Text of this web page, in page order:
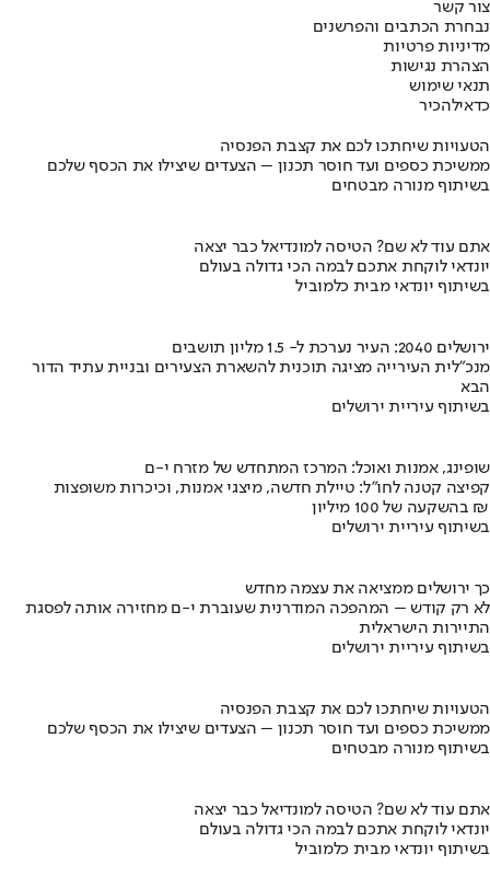
צור קשר
נבחרת הכתבים והפרשנים
מדיניות פרטיות
הצהרת נגישות
תנאי שימוש
כדאילהכיר
הטעויות שיחתכו לכם את קצבת הפנסיה
ממשיכת כספים ועד חוסר תכנון – הצעדים שיצילו את הכסף שלכם
בשיתוף מנורה מבטחים
אתם עוד לא שם? הטיסה למונדיאל כבר יצאה
יונדאי לוקחת אתכם לבמה הכי גדולה בעולם
בשיתוף יונדאי מבית כלמוביל
ירושלים 2040: העיר נערכת ל- 1.5 מליון תושבים
מנכ"לית העירייה מציגה תוכנית להשארת הצעירים ובניית עתיד הדור
הבא
בשיתוף עיריית ירושלים
שופינג, אמנות ואוכל: המרכז המתחדש של מזרח י-ם
קפיצה קטנה לחו"ל: טיילת חדשה, מיצגי אמנות, וכיכרות משופצות
בהשקעה של 100 מיליון ₪
בשיתוף עיריית ירושלים
כך ירושלים ממציאה את עצמה מחדש
לא רק קודש – המהפכה המודרנית שעוברת י-ם מחזירה אותה לפסגת
התיירות הישראלית
בשיתוף עיריית ירושלים
הטעויות שיחתכו לכם את קצבת הפנסיה
ממשיכת כספים ועד חוסר תכנון – הצעדים שיצילו את הכסף שלכם
בשיתוף מנורה מבטחים
אתם עוד לא שם? הטיסה למונדיאל כבר יצאה
יונדאי לוקחת אתכם לבמה הכי גדולה בעולם
בשיתוף יונדאי מבית כלמוביל